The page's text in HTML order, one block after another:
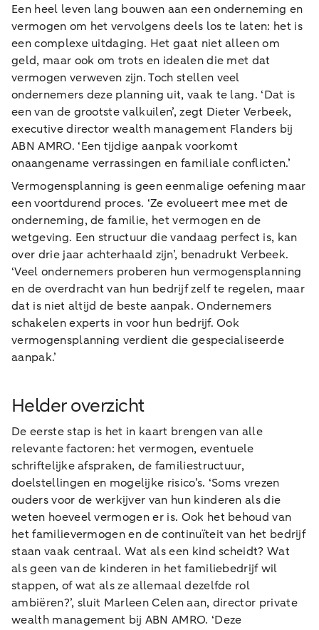
Een heel leven lang bouwen aan een onderneming en
vermogen om het vervolgens deels los te laten: het is
een complexe uitdaging. Het gaat niet alleen om
geld, maar ook om trots en idealen die met dat
vermogen verweven zijn. Toch stellen veel
ondernemers deze planning uit, vaak te lang. ‘Dat is
een van de grootste valkuilen’, zegt Dieter Verbeek,
executive director wealth management Flanders bij
ABN AMRO. ‘Een tijdige aanpak voorkomt
onaangename verrassingen en familiale conflicten.’
Vermogensplanning is geen eenmalige oefening maar
een voortdurend proces. ‘Ze evolueert mee met de
onderneming, de familie, het vermogen en de
wetgeving. Een structuur die vandaag perfect is, kan
over drie jaar achterhaald zijn’, benadrukt Verbeek.
‘Veel ondernemers proberen hun vermogensplanning
en de overdracht van hun bedrijf zelf te regelen, maar
dat is niet altijd de beste aanpak. Ondernemers
schakelen experts in voor hun bedrijf. Ook
vermogensplanning verdient die gespecialiseerde
aanpak.’
Helder overzicht
De eerste stap is het in kaart brengen van alle
relevante factoren: het vermogen, eventuele
schriftelijke afspraken, de familiestructuur,
doelstellingen en mogelijke risico’s. ‘Soms vrezen
ouders voor de werkijver van hun kinderen als die
weten hoeveel vermogen er is. Ook het behoud van
het familievermogen en de continuïteit van het bedrijf
staan vaak centraal. Wat als een kind scheidt? Wat
als geen van de kinderen in het familiebedrijf wil
stappen, of wat als ze allemaal dezelfde rol
ambiëren?’, sluit Marleen Celen aan, director private
wealth management bij ABN AMRO. ‘Deze